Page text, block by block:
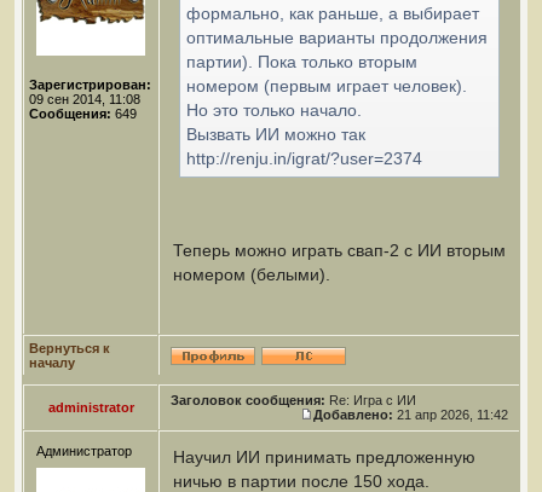
Зарегистрирован:
09 сен 2014, 11:08
Сообщения: 649
формально, как раньше, а выбирает
оптимальные варианты продолжения
партии). Пока только вторым
номером (первым играет человек).
Но это только начало.
Вызвать ИИ можно так
http://renju.in/igrat/?user=2374
Теперь можно играть свап-2 с ИИ вторым
номером (белыми).
Вернуться к
началу
administrator Заголовок сообщения: Re: Игра с ИИ
Добавлено: 21 апр 2026, 11:42
Администратор
Научил ИИ принимать предложенную
ничью в партии после 150 хода.